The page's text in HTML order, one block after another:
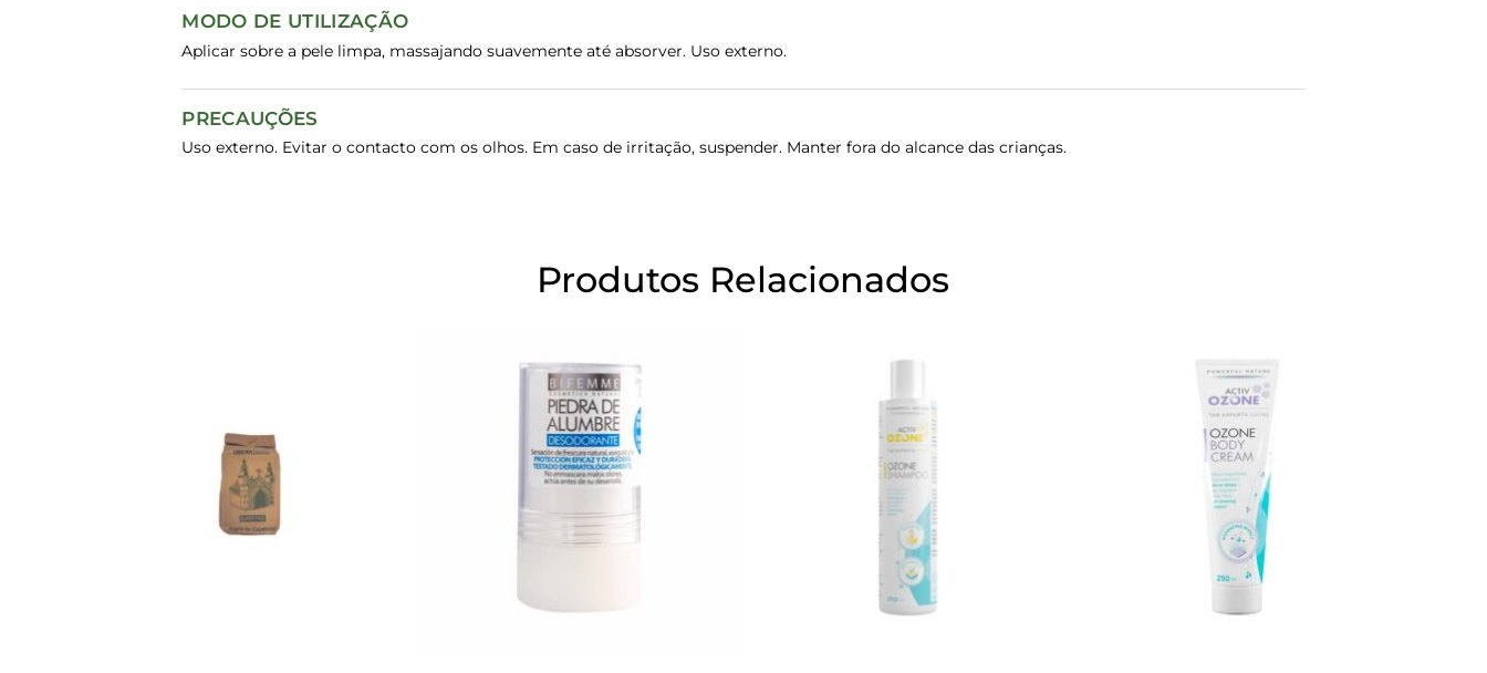
MODO DE UTILIZAÇÃO
Aplicar sobre a pele limpa, massajando suavemente até absorver. Uso externo.
PRECAUÇÕES
Uso externo. Evitar o contacto com os olhos. Em caso de irritação, suspender. Manter fora do alcance das crianças.
Produtos Relacionados